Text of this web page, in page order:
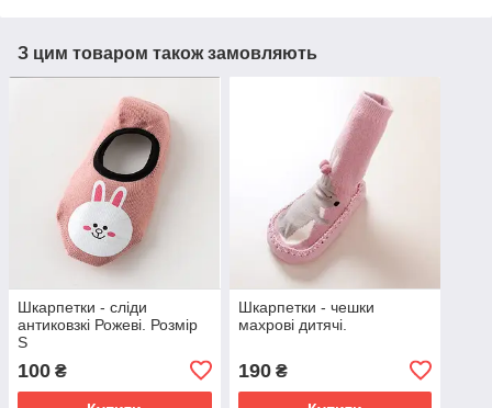
З цим товаром також замовляють
Шкарпетки - сліди
антиковзкі Рожеві. Розмір
S
100 ₴
Шкарпетки - чешки
махрові дитячі.
190₴